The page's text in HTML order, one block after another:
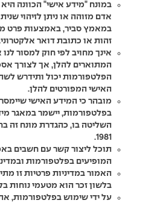
במונח "מידע אישי" הכוונה היא
אדם מזוהה או ניתן לזיהוי
במאמץ סביר, באמצעות פרט
זהות או כתובת דואר
אינך מחויב לפי חוק למסור
המתוארים להלן, אך לצורך
הפלטפורמות יכול ותידרש
האישי המפורטים להלן.
מובהר כי המידע האישי
בפלטפורמות, יישמר במאגר
השליטה בו, כהגדרת מונח זה
1981.
תוכל ליצור קשר עם חשבים
המופיעים בפלטפורמות
האמור במדיניות פרטיות זו
בלשון זכר הוא מטעמי נוחות
על ידי שימוש בפלטפורמות,